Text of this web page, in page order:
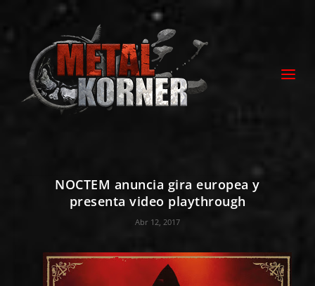
NOCTEM anuncia gira europea y
presenta video playthrough
Abr 12, 2017